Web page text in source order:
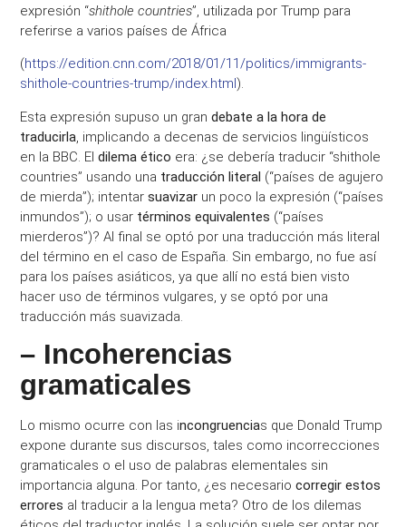
expresión “shithole countries”, utilizada por Trump para
referirse a varios países de África
(https://edition.cnn.com/2018/01/11/politics/immigrants-
shithole-countries-trump/index.html ).
Esta expresión supuso un grandebate a la hora de
traducirla, implicando a decenas de servicios lingüísticos
en la BBC. Eldilema ético era: ¿se debería traducir “shithole
countries” usando una traducción literal (“países de agujero
de mierda”); intentarsuavizar un poco la expresión (“países
inmundos”); o usar términos equivalentes (“países
mierderos”)? Al final se optó por una traducción más literal
del término en el caso de España. Sin embargo, no fue así
para los países asiáticos, ya que allí no está bien visto
hacer uso de términos vulgares, y se optó por una
traducción más suavizada.
– Incoherencias
gramaticales
Lo mismo ocurre con las incongruencias que Donald Trump
expone durante sus discursos, tales como incorrecciones
gramaticales o el uso de palabras elementales sin
importancia alguna. Por tanto, ¿es necesariocorregir estos
errores al traducir a la lengua meta? Otro de los dilemas